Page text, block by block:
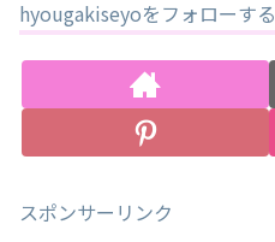
hyougakiseyoをフォローする
スポンサーリンク